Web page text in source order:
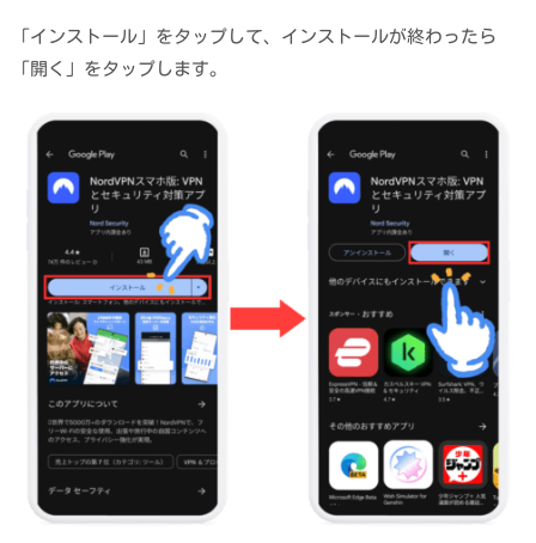
「インストール」をタップして、インストールが終わったら
「開く」をタップします。